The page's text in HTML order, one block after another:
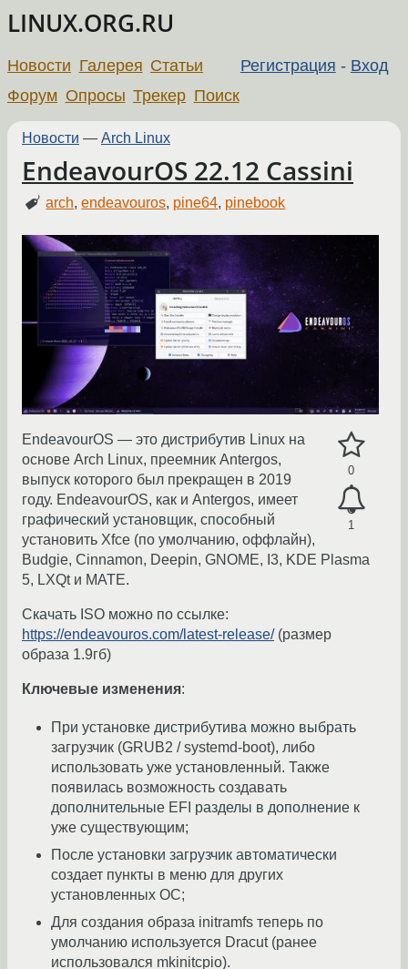
LINUX.ORG.RU
Регистрация - Вход
Новости Галерея Статьи
Форум Опросы Трекер Поиск
Новости — Arch Linux
EndeavourOS 22.12 Cassini
arch,endeavouros, pine64, pinebook
0
1
EndeavourOS — это дистрибутив Linux на
основе Arch Linux, преемник Antergos,
выпуск которого был прекращен в 2019
году. EndeavourOS, как и Antergos, имеет
графический установщик, способный
установить Xfce (по умолчанию, оффлайн),
Budgie, Cinnamon, Deepin, GNOME, I3, KDE Plasma
5, LXQt и MATE.
Скачать ISO можно по ссылке:
https://endeavouros.com/latest-release/(размер
образа 1.9гб)
Ключевые изменения:
При установке дистрибутива можно выбрать
загрузчик (GRUB2 / systemd-boot), либо
использовать уже установленный. Также
появилась возможность создавать
дополнительные EFI разделы в дополнение к
уже существующим;
После установки загрузчик автоматически
создает пункты в меню для других
установленных ОС;
Для создания образа initramfs теперь по
умолчанию используется Dracut (ранее
использовался mkinitcpio).